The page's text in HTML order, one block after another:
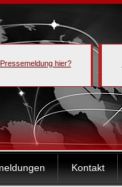
hier?
Kontakt